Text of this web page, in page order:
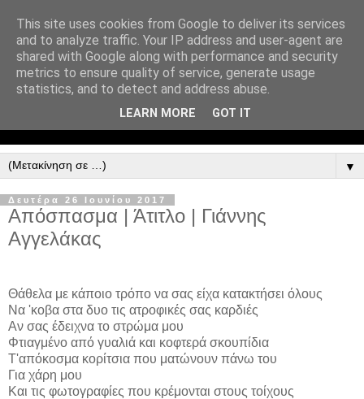
▼
Δευτέρα 26 Ιουνίου 2017
Απόσπασμα | Άτιτλο | Γιάννης
Αγγελάκας
Θάθελα με κάποιο τρόπο να σας είχα κατακτήσει όλους
Να 'κοβα στα δυο τις ατροφικές σας καρδιές
Αν σας έδειχνα το στρώμα μου
Φτιαγμένο από γυαλιά και κοφτερά σκουπίδια
Τ'απόκοσμα κορίτσια που ματώνουν πάνω του
Για χάρη μου
Και τις φωτογραφίες που κρέμονται στους τοίχους
This site uses cookies from Google to deliver its services
and to analyze traffic. Your IP address and user-agent are
shared with Google along with performance and security
metrics to ensure quality of service, generate usage
statistics, and to detect and address abuse.
LEARN MORE GOT IT